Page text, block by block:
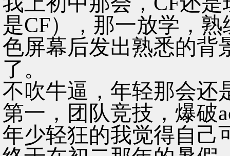
是CF），那一放学，
色屏幕后发出熟悉的背
了。
不吹牛逼，年轻那会还
第一，团队竞技，爆破
年少轻狂的我觉得自己